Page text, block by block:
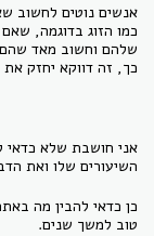
אנשים נוטים לחשוב
כמו הזוג בדוגמה,
שלהם וחשוב מאד שהם
כך, זה דווקא יחזק
אני חושבת שלא כדאי
השיעורים שלו ואת
כן כדאי להבין מה
טוב למשך שנים.